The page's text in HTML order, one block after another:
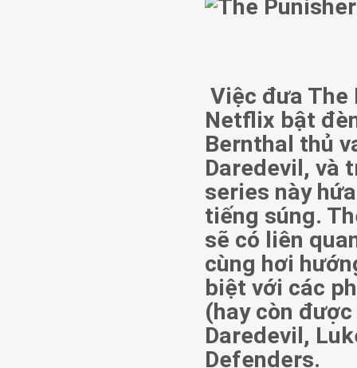
Việc đưa The
Netflix bật
Bernthal thủ
Daredevil, và
series này
tiếng súng.
sẽ có liên
cùng hơi
biệt với các
(hay còn
Daredevil,
Defenders.